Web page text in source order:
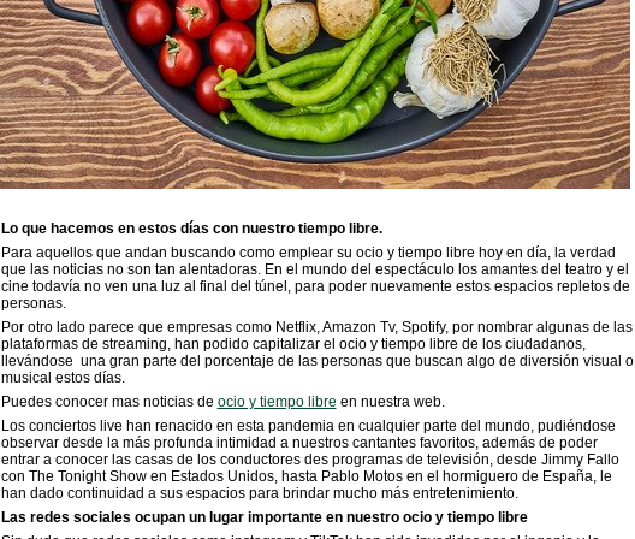
Lo que hacemos en estos días con nuestro tiempo libre.
Para aquellos que andan buscando como emplear su ocio y tiempo libre hoy en día, la verdad
que las noticias no son tan alentadoras. En el mundo del espectáculo los amantes del teatro y el
cine todavía no ven una luz al final del túnel, para poder nuevamente estos espacios repletos de
personas.
Por otro lado parece que empresas como Netflix, Amazon Tv, Spotify, por nombrar algunas de las
plataformas de streaming, han podido capitalizar el ocio y tiempo libre de los ciudadanos,
llevándose una gran parte del porcentaje de las personas que buscan algo de diversión visual o
musical estos días.
Puedes conocer mas noticias de ocio y tiempo libre en nuestra web.
Los conciertos live han renacido en esta pandemia en cualquier parte del mundo, pudiéndose
observar desde la más profunda intimidad a nuestros cantantes favoritos, además de poder
entrar a conocer las casas de los conductores des programas de televisión, desde Jimmy Fallo
con The Tonight Show en Estados Unidos, hasta Pablo Motos en el hormiguero de España, le
han dado continuidad a sus espacios para brindar mucho más entretenimiento.
Las redes sociales ocupan un lugar importante en nuestro ocio y tiempo libre